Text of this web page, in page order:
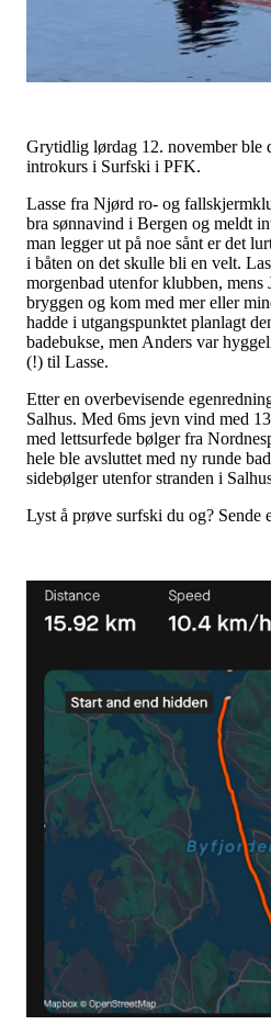
Grytidlig lørdag 12. november ble
introkurs i Surfski i PFK.
Lasse fra Njørd ro- og
bra sønnavind i Bergen og meldt
man legger ut på noe sånt er det
i båten on det skulle bli en velt.
morgenbad utenfor klubben,
bryggen og kom med mer eller
hadde i utgangspunktet planlagt
badebukse, men Anders var
(!) til Lasse.
Etter en overbevisende
Salhus. Med 6ms jevn vind med
med lettsurfede bølger fra
hele ble avsluttet med ny runde
sidebølger utenfor stranden i
Lyst å prøve surfski du og? Sende